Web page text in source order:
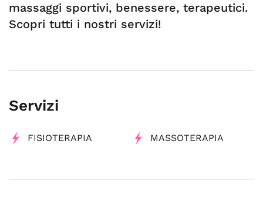
massaggi sportivi, benessere, terapeutici.
Scopri tutti i nostri servizi!
Servizi
FISIOTERAPIA MASSOTERAPIA